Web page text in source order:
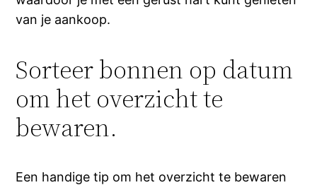
van je aankoop.
Sorteer bonnen op datum
om het overzicht te
bewaren.
Een handige tip om het overzicht te bewaren